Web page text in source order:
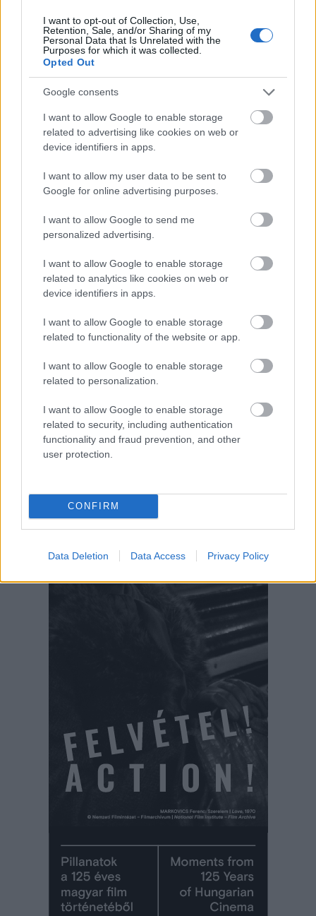
I want to opt-out of Collection, Use,
Retention, Sale, and/or Sharing of my
Personal Data that Is Unrelated with the
Purposes for which it was collected.
Opted Out
Google consents
I want to allow Google to enable storage
related to advertising like cookies on web or
device identifiers in apps.
I want to allow my user data to be sent to
Google for online advertising purposes.
I want to allow Google to send me
personalized advertising.
I want to allow Google to enable storage
related to analytics like cookies on web or
device identifiers in apps.
I want to allow Google to enable storage
related to functionality of the website or app.
I want to allow Google to enable storage
related to personalization.
I want to allow Google to enable storage
related to security, including authentication
functionality and fraud prevention, and other
user protection.
CONFIRM
Data Deletion Data Access Privacy Policy
Aktuális kiállításaink